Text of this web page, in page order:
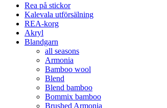
Rea på stickor
Kalevala utförsälning
REA-korg
Akryl
Blandgarn
all seasons
Armonia
Bamboo wool
Blend
Blend bamboo
Bommix bamboo
Brushed Armonia